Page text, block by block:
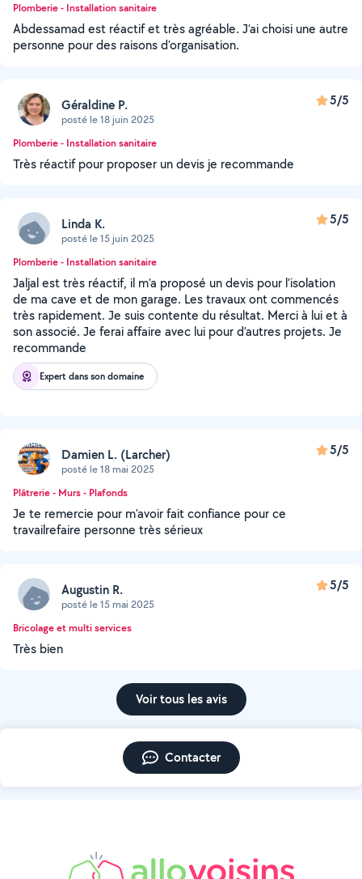
Plomberie - Installation sanitaire
Abdessamad est réactif et très agréable. J’ai choisi une autre
personne pour des raisons d’organisation.
Géraldine P.
posté le 18 juin 2025
5/5
Plomberie - Installation sanitaire
Très réactif pour proposer un devis je recommande
Linda K.
posté le 15 juin 2025
5/5
Plomberie - Installation sanitaire
Jaljal est très réactif, il m’a proposé un devis pour l’isolation
de ma cave et de mon garage. Les travaux ont commencés
très rapidement. Je suis contente du résultat. Merci à lui et à
son associé. Je ferai affaire avec lui pour d’autres projets. Je
recommande
Expert dans son domaine
Damien L. (Larcher)
posté le 18 mai 2025
5/5
Plâtrerie - Murs - Plafonds
Je te remercie pour m'avoir fait confiance pour ce
travailrefaire personne très sérieux
Augustin R.
posté le 15 mai 2025
5/5
Bricolage et multi services
Très bien
Voir tous les avis
Contacter